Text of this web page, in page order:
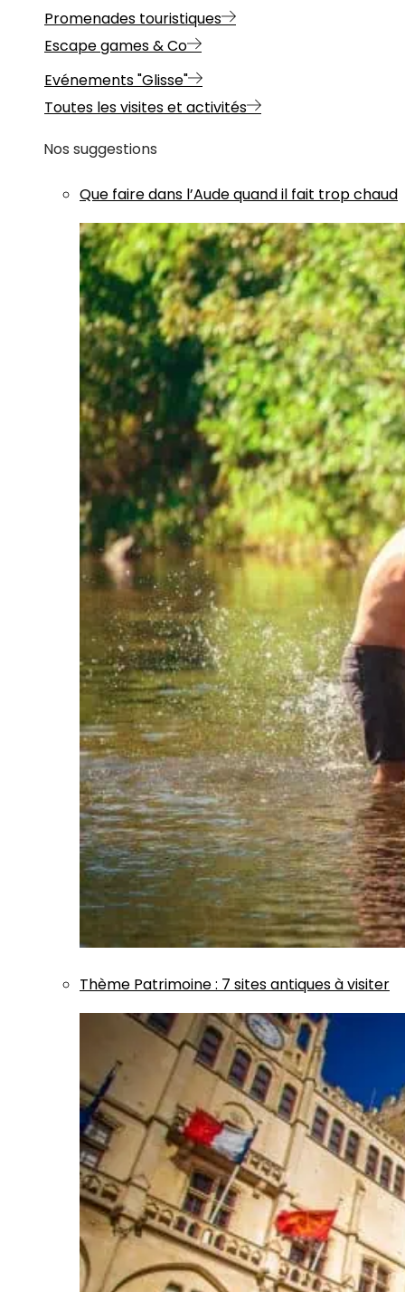
Promenades touristiques
Escape games & Co
Evénements "Glisse"
Toutes les visites et activités
Nos suggestions
Que faire dans l’Aude quand il fait trop chaud
Thème Patrimoine: 7 sites antiques à visiter